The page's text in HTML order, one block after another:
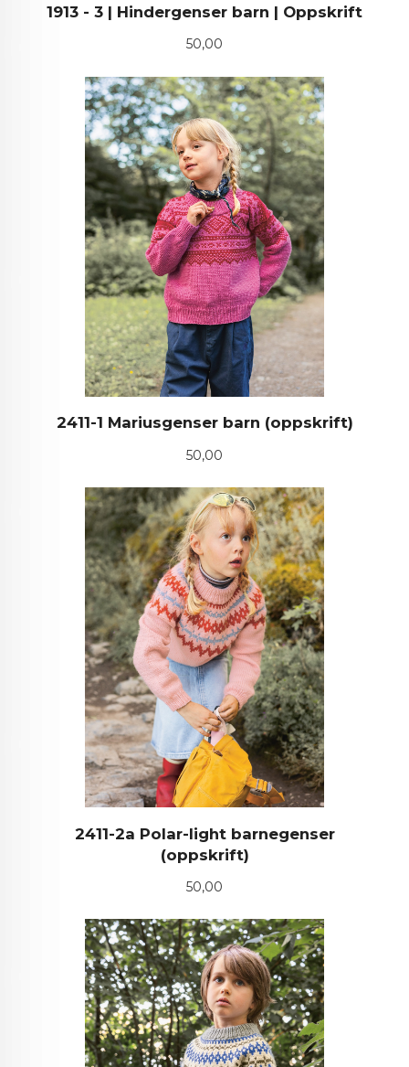
1913 - 3 | Hindergenser barn | Oppskrift
Pris
50,00
2411-1 Mariusgenser barn (oppskrift)
Pris
50,00
2411-2a Polar-light barnegenser
(oppskrift)
Pris
50,00